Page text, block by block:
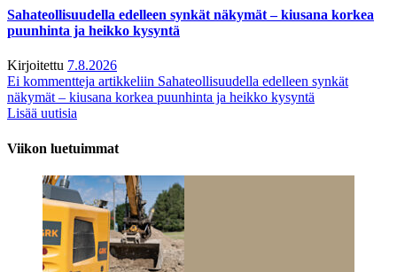
Sahateollisuudella edelleen synkät näkymät – kiusana korkea
puunhinta ja heikko kysyntä
Kirjoitettu 7.8.2026
Ei kommentteja artikkeliin Sahateollisuudella edelleen synkät
näkymät – kiusana korkea puunhinta ja heikko kysyntä
Lisää uutisia
Viikon luetuimmat